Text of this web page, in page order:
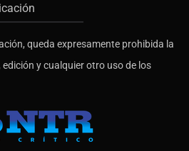
queda expresamente prohibida la
y cualquier otro uso de los